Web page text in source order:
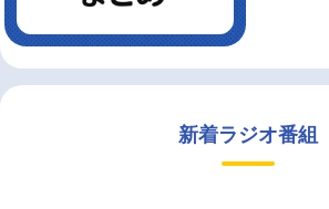
新着ラジオ番組